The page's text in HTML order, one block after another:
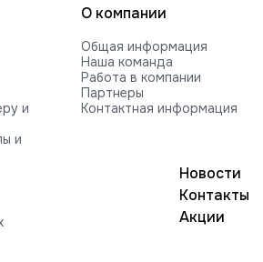
25004-ET
OUT-ET
P-ETN
SOLO-ET
25021-ET
PP 71035-ET
TAZ-ET
TORQUE-ET
и
и
О компании
Общая информация
Наша команда
Работа в компании
Партнеры
Контактная информация
Новости
Контакты
Акции